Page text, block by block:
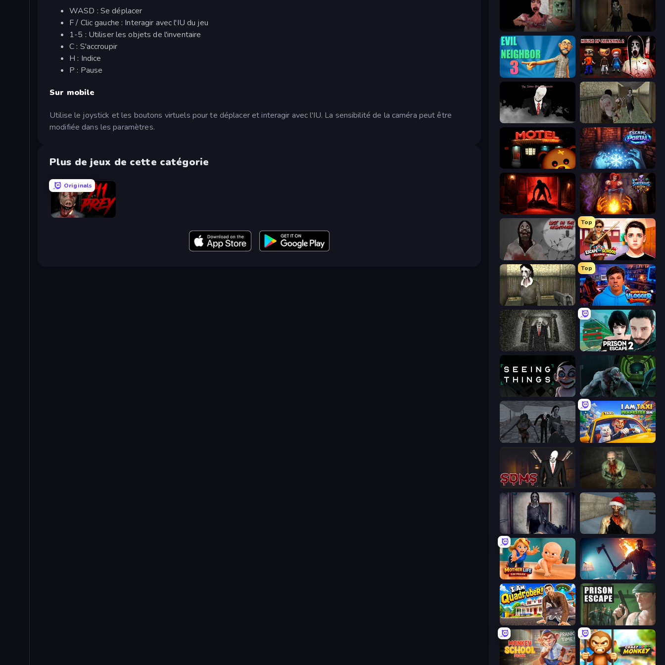
WASD : Se déplacer
F / Clic gauche : Interagir avec l'IU du jeu
1-5 : Utiliser les objets de l'inventaire
C : S'accroupir
H : Indice
P : Pause
Sur mobile
Utilise le joystick et les boutons virtuels pour te déplacer et interagir avec l'IU. La sensibilité de la caméra peut être
modifiée dans les paramètres.
Plus de jeux de cette catégorie
Originals
911: Prey
Silent House
Evil Neighbor 3 House of Celestina: Chapter Two
The Dawn of Slenderman Jeff the Killer vs Slendrina
Bear Haven Escape Portal
Doors Castle Sorcerers Refuge
Jeff The Killer: Lost in the Nightmare
Top
Escape from School: Runaway
Slendrina Must Die: The House
Top
Escape from Vlogger: Runaway
Slenderman Must Die: Underground Bunker Prison Escape 2
Seeing Things Shoot Your Nightmare: Space Isolation
Slendrina Must Die: The School I Am Taxi Prankster Sim
Slenderman Must Die: Sanatorium 2021 Shoot Your Nightmare: The Beginning
Slendrina Must Die: The Cellar
Mother Life Simulator: Prank You Are Being Watched
I Am Quadrober! Prison Escape